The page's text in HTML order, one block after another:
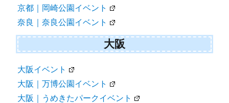
京都｜岡崎公園イベント
奈良｜奈良公園イベント
大阪
大阪イベント
大阪｜万博公園イベント
大阪｜うめきたパークイベント